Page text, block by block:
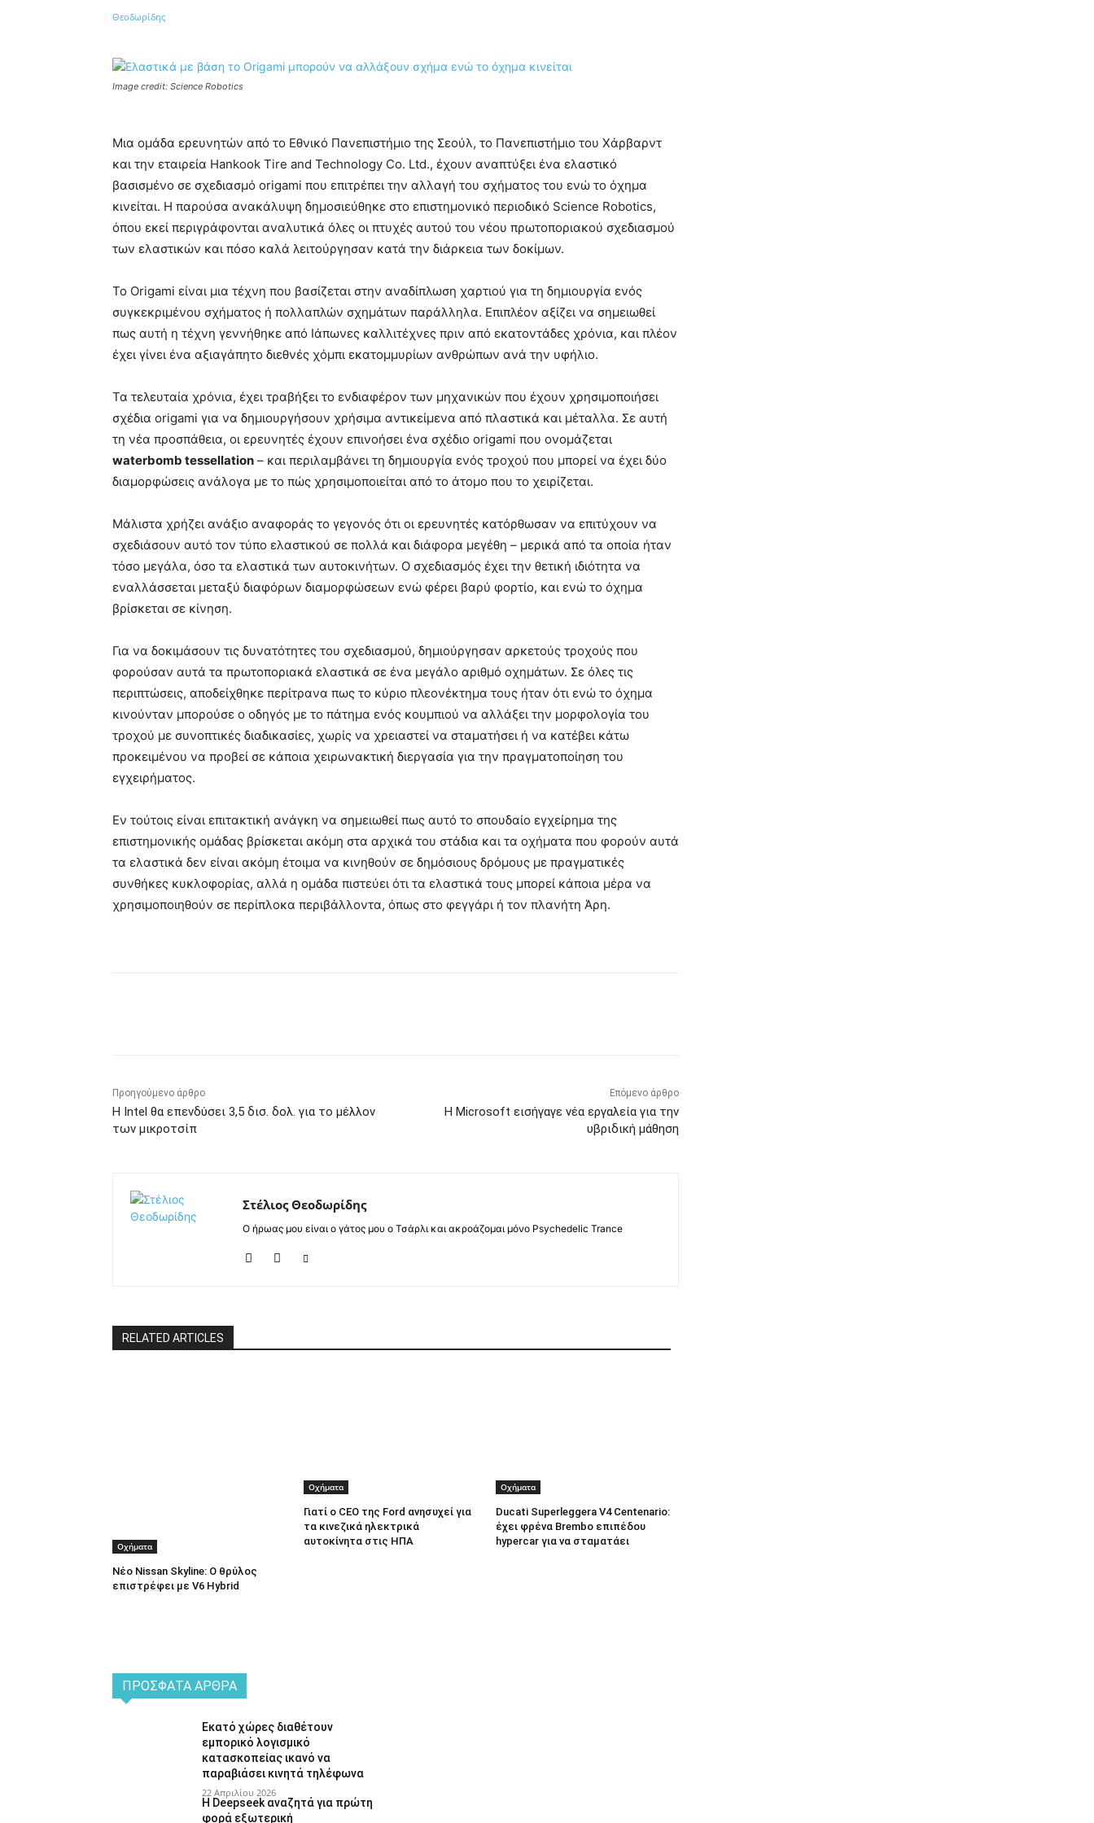
Κοινοποίηση
Image credit: Science Robotics
Μια ομάδα ερευνητών από το Εθνικό Πανεπιστήμιο της Σεούλ, το Πανεπιστήμιο του Χάρβαρντ
και την εταιρεία Hankook Tire and Technology Co. Ltd., έχουν αναπτύξει ένα ελαστικό
βασισμένο σε σχεδιασμό origami που επιτρέπει την αλλαγή του σχήματος του ενώ το όχημα
κινείται. Η παρούσα ανακάλυψη δημοσιεύθηκε στο επιστημονικό περιοδικό Science Robotics,
όπου εκεί περιγράφονται αναλυτικά όλες οι πτυχές αυτού του νέου πρωτοποριακού σχεδιασμού
των ελαστικών και πόσο καλά λειτούργησαν κατά την διάρκεια των δοκίμων.
Το Origami είναι μια τέχνη που βασίζεται στην αναδίπλωση χαρτιού για τη δημιουργία ενός
συγκεκριμένου σχήματος ή πολλαπλών σχημάτων παράλληλα. Επιπλέον αξίζει να σημειωθεί
πως αυτή η τέχνη γεννήθηκε από Ιάπωνες καλλιτέχνες πριν από εκατοντάδες χρόνια, και πλέον
έχει γίνει ένα αξιαγάπητο διεθνές χόμπι εκατομμυρίων ανθρώπων ανά την υφήλιο.
Τα τελευταία χρόνια, έχει τραβήξει το ενδιαφέρον των μηχανικών που έχουν χρησιμοποιήσει
σχέδια origami για να δημιουργήσουν χρήσιμα αντικείμενα από πλαστικά και μέταλλα. Σε αυτή
τη νέα προσπάθεια, οι ερευνητές έχουν επινοήσει ένα σχέδιο origami που ονομάζεται
waterbomb tessellation – και περιλαμβάνει τη δημιουργία ενός τροχού που μπορεί να έχει δύο
διαμορφώσεις ανάλογα με το πώς χρησιμοποιείται από το άτομο που το χειρίζεται.
Μάλιστα χρήζει ανάξιο αναφοράς το γεγονός ότι οι ερευνητές κατόρθωσαν να επιτύχουν να
σχεδιάσουν αυτό τον τύπο ελαστικού σε πολλά και διάφορα μεγέθη – μερικά από τα οποία ήταν
τόσο μεγάλα, όσο τα ελαστικά των αυτοκινήτων. Ο σχεδιασμός έχει την θετική ιδιότητα να
εναλλάσσεται μεταξύ διαφόρων διαμορφώσεων ενώ φέρει βαρύ φορτίο, και ενώ το όχημα
βρίσκεται σε κίνηση.
Για να δοκιμάσουν τις δυνατότητες του σχεδιασμού, δημιούργησαν αρκετούς τροχούς που
φορούσαν αυτά τα πρωτοποριακά ελαστικά σε ένα μεγάλο αριθμό οχημάτων. Σε όλες τις
περιπτώσεις, αποδείχθηκε περίτρανα πως το κύριο πλεονέκτημα τους ήταν ότι ενώ το όχημα
κινούνταν μπορούσε ο οδηγός με το πάτημα ενός κουμπιού να αλλάξει την μορφολογία του
τροχού με συνοπτικές διαδικασίες, χωρίς να χρειαστεί να σταματήσει ή να κατέβει κάτω
προκειμένου να προβεί σε κάποια χειρωνακτική διεργασία για την πραγματοποίηση του
εγχειρήματος.
Εν τούτοις είναι επιτακτική ανάγκη να σημειωθεί πως αυτό το σπουδαίο εγχείρημα της
επιστημονικής ομάδας βρίσκεται ακόμη στα αρχικά του στάδια και τα οχήματα που φορούν αυτά
τα ελαστικά δεν είναι ακόμη έτοιμα να κινηθούν σε δημόσιους δρόμους με πραγματικές
συνθήκες κυκλοφορίας, αλλά η ομάδα πιστεύει ότι τα ελαστικά τους μπορεί κάποια μέρα να
χρησιμοποιηθούν σε περίπλοκα περιβάλλοντα, όπως στο φεγγάρι ή τον πλανήτη Άρη.
Προηγούμενο άρθρο
Η Intel θα επενδύσει 3,5 δισ. δολ. για το μέλλον
των μικροτσίπ
Επόμενο άρθρο
Η Microsoft εισήγαγε νέα εργαλεία για την
υβριδική μάθηση
Στέλιος Θεοδωρίδης
Ο ήρωας μου είναι ο γάτος μου ο Τσάρλι και ακροάζομαι μόνο Psychedelic Trance
RELATED ARTICLES
Οχήματα
Νέο Nissan Skyline: Ο θρύλος
επιστρέφει με V6 Hybrid
Οχήματα
Γιατί ο CEO της Ford ανησυχεί για
τα κινεζικά ηλεκτρικά
αυτοκίνητα στις ΗΠΑ
Οχήματα
Ducati Superleggera V4 Centenario:
έχει φρένα Brembo επιπέδου
hypercar για να σταματάει
ΠΡΌΣΦΑΤΑ ΆΡΘΡΑ
Εκατό χώρες διαθέτουν
εμπορικό λογισμικό
κατασκοπείας ικανό να
παραβιάσει κινητά τηλέφωνα
22 Απριλίου 2026
Η Deepseek αναζητά για πρώτη
φορά εξωτερική